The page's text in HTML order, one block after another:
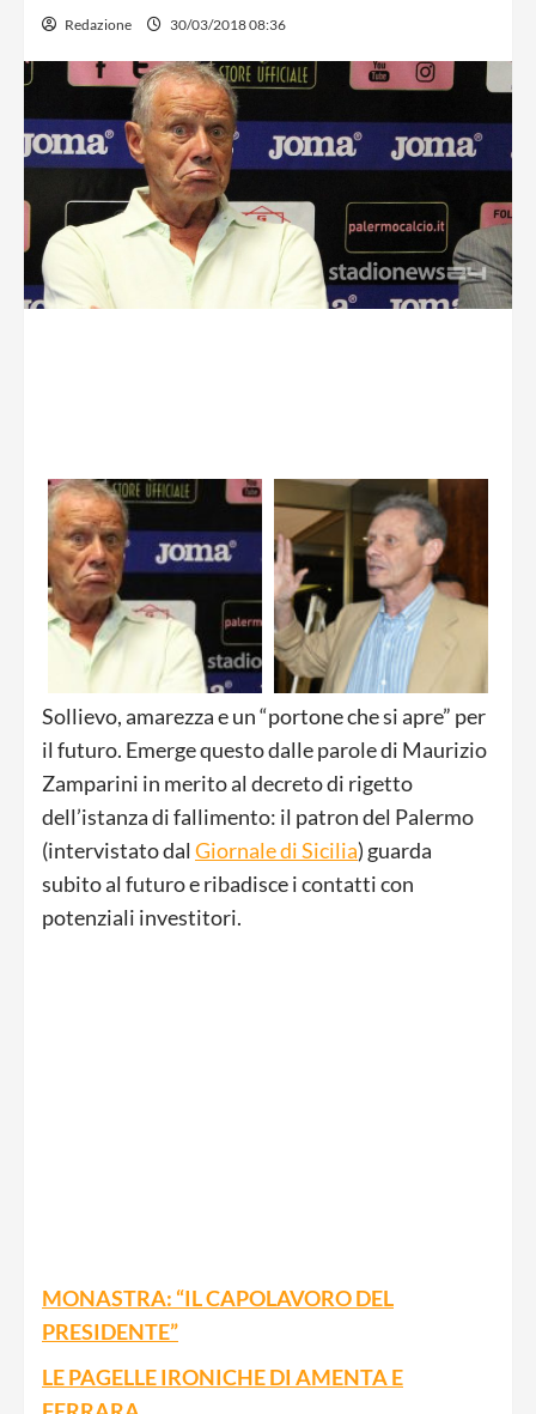
Redazione 30/03/2018 08:36
Sollievo, amarezza e un “portone che si apre” per
il futuro. Emerge questo dalle parole di Maurizio
Zamparini in merito al decreto di rigetto
dell’istanza di fallimento: il patron del Palermo
(intervistato dal Giornale di Sicilia) guarda
subito al futuro e ribadisce i contatti con
potenziali investitori.
MONASTRA: “IL CAPOLAVORO DEL
PRESIDENTE”
LE PAGELLE IRONICHE DI AMENTA E